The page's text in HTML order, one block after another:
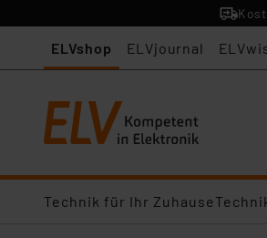
ELVshop ELVjournal
Technik für Ihr Zuhause